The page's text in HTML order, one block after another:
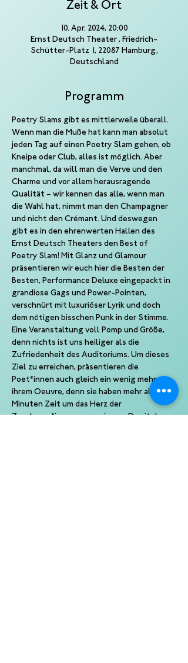
Zeit & Ort
10. Apr. 2024, 20:00
Ernst Deutsch Theater , Friedrich-
Schütter-Platz 1, 22087 Hamburg,
Deutschland
Programm
Poetry Slams gibt es mittlerweile überall.
Wenn man die Muße hat kann man absolut
jeden Tag auf einen Poetry Slam gehen, ob
Kneipe oder Club, alles ist möglich. Aber
manchmal, da will man die Verve und den
Charme und vor allem herausragende
Qualität – wir kennen das alle, wenn man
die Wahl hat, nimmt man den Champagner
und nicht den Crémant. Und deswegen
gibt es in den ehrenwerten Hallen des
Ernst Deutsch Theaters den Best of
Poetry Slam! Mit Glanz und Glamour
präsentieren wir euch hier die Besten der
Besten, Performance Deluxe eingepackt in
grandiose Gags und Power-Pointen,
verschnürt mit luxuriöser Lyrik und doch
dem nötigen bisschen Punk in der Stimme.
Eine Veranstaltung voll Pomp und Größe,
denn nichts ist uns heiliger als die
Zufriedenheit des Auditoriums. Um dieses
Ziel zu erreichen, präsentieren die
Poet*innen auch gleich ein wenig mehr aus
ihrem Oeuvre, denn sie haben mehr als 10
Minuten Zeit um das Herz der
Zuschauer*innen zu gewinnen. Damit das